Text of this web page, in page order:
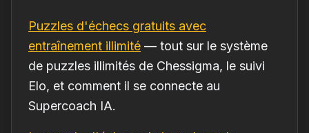
Puzzles d'échecs gratuits avec
entraînement illimité — tout sur le système
de puzzles illimités de Chessigma, le suivi
Elo, et comment il se connecte au
Supercoach IA.